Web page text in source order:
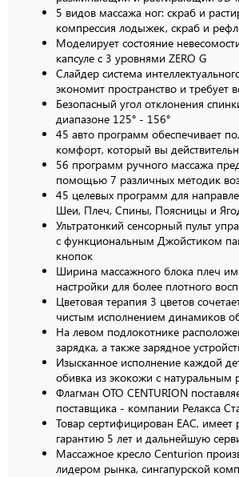
5 видов массажа ног: скраб и
компрессия лодыжек, скраб и
Моделирует состояние
капсуле с 3 уровнями ZERO G
Слайдер система
экономит пространство и требует
Безопасный угол отклонения
диапазоне 125° - 156°
45 авто программ обеспечивает
комфорт, который вы
56 программ ручного массажа
помощью 7 различных методик
45 целевых программ для
Шеи, Плеч, Спины, Поясницы и
Ультратонкий сенсорный пульт
с функциональным Джойстиком
кнопок
Ширина массажного блока плеч
настройки для более плотного
Цветовая терапия 3 цветов
чистым исполнением динамиков
На левом подлокотнике
зарядка, а также зарядное
Изысканное исполнение каждой
обивка из экокожи с натуральным
Флагман ОТО CENTURION
поставщика - компании Релакса
Товар сертифицирован EAC,
гарантию 5 лет и дальнейшую
Массажное кресло Centurion
лидером рынка, сингапурской